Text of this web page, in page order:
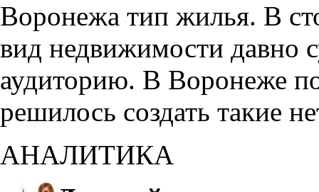
Воронежа тип жилья. В
вид недвижимости давно
аудиторию. В Воронеже
решилось создать такие
АНАЛИТИКА